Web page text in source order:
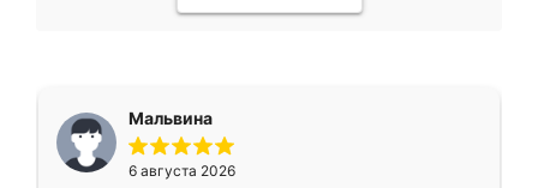
Мальвина
6 августа 2026